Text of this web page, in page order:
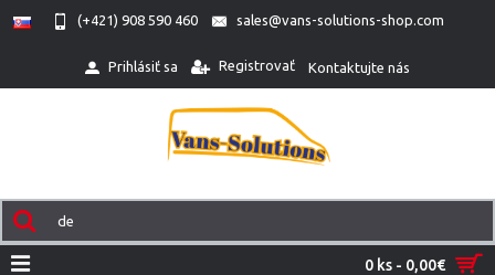
(+421) 908 590 460 sales@vans-solutions-shop.com
Prihlásiť sa Registrovať Kontaktujte nás
0 ks - 0,00€